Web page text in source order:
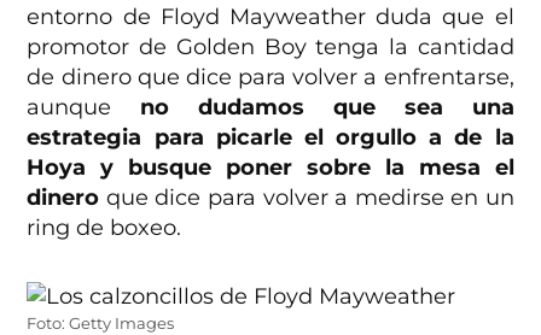
entorno de Floyd Mayweather duda que el
promotor de Golden Boy tenga la cantidad
de dinero que dice para volver a enfrentarse,
aunque no dudamos que sea una
estrategia para picarle el orgullo a de la
Hoya y busque poner sobre la mesa el
dinero que dice para volver a medirse en un
ring de boxeo.
Foto: Getty Images